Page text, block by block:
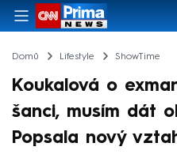
Domů Lifestyle ShowTime
Koukalová o
šanci, musím dát
Popsala nový